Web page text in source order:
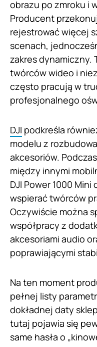
obrazu po zmroku i
Producent
rejestrować więcej
scenach,
zakres dynamiczny.
twórców wideo i
często pracują w
profesjonalnego
DJI podkreśla
modelu z
akcesoriów.
między innymi
DJI Power 1000
wspierać twórców
Oczywiście można
współpracy z
akcesoriami audio
poprawiającymi
Na ten moment
pełnej listy
dokładnej daty
tutaj pojawia się
same hasła o